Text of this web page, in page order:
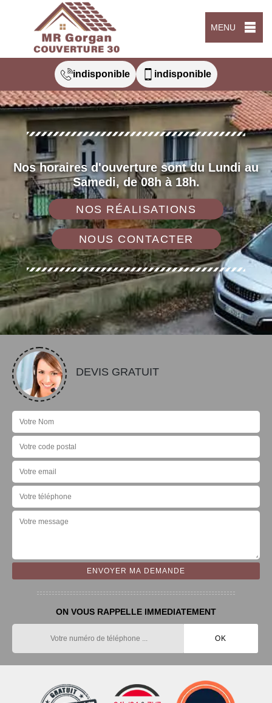
MENU
indisponible indisponible
Nos horaires d'ouverture sont du Lundi au
Samedi, de 08h à 18h.
NOS RÉALISATIONS
NOUS CONTACTER
DEVIS GRATUIT
ON VOUS RAPPELLE IMMEDIATEMENT